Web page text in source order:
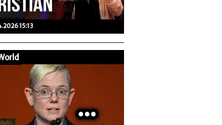
15:13